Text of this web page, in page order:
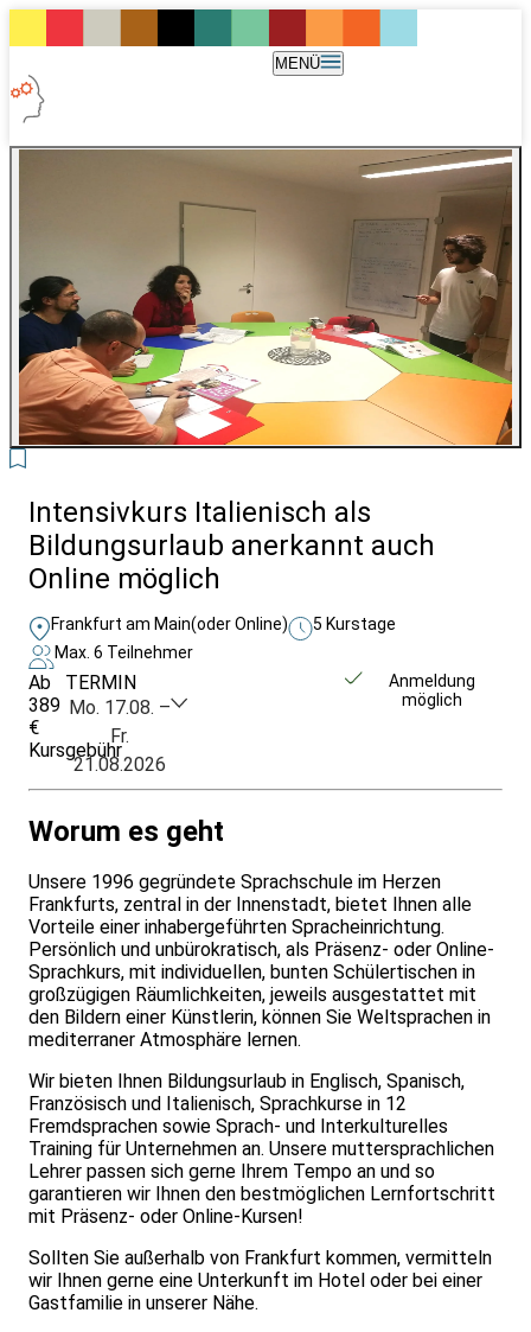
MENÜ
Intensivkurs Italienisch als
Bildungsurlaub anerkannt auch
Online möglich
Frankfurt am Main(oder Online)
5 Kurstage
Max. 6 Teilnehmer
Ab
389
€
Kursgebühr
TERMIN
Mo. 17.08. –
Fr.
21.08.2026
Anmeldung
möglich
Worum es geht
Unsere 1996 gegründete Sprachschule im Herzen
Frankfurts, zentral in der Innenstadt, bietet Ihnen alle
Vorteile einer inhabergeführten Spracheinrichtung.
Persönlich und unbürokratisch, als Präsenz- oder Online-
Sprachkurs, mit individuellen, bunten Schülertischen in
großzügigen Räumlichkeiten, jeweils ausgestattet mit
den Bildern einer Künstlerin, können Sie Weltsprachen in
mediterraner Atmosphäre lernen.
Wir bieten Ihnen Bildungsurlaub in Englisch, Spanisch,
Französisch und Italienisch, Sprachkurse in 12
Fremdsprachen sowie Sprach- und Interkulturelles
Training für Unternehmen an. Unsere muttersprachlichen
Lehrer passen sich gerne Ihrem Tempo an und so
garantieren wir Ihnen den bestmöglichen Lernfortschritt
mit Präsenz- oder Online-Kursen!
Sollten Sie außerhalb von Frankfurt kommen, vermitteln
wir Ihnen gerne eine Unterkunft im Hotel oder bei einer
Gastfamilie in unserer Nähe.